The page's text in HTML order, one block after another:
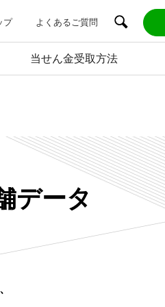
プ よくあるご質問
当せん金受取方法
データ